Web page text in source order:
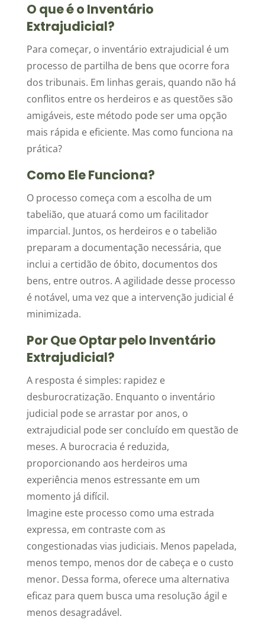
O que é o Inventário
Extrajudicial?
Para começar, o inventário extrajudicial é um
processo de partilha de bens que ocorre fora
dos tribunais. Em linhas gerais, quando não há
conflitos entre os herdeiros e as questões são
amigáveis, este método pode ser uma opção
mais rápida e eficiente. Mas como funciona na
prática?
Como Ele Funciona?
O processo começa com a escolha de um
tabelião, que atuará como um facilitador
imparcial. Juntos, os herdeiros e o tabelião
preparam a documentação necessária, que
inclui a certidão de óbito, documentos dos
bens, entre outros. A agilidade desse processo
é notável, uma vez que a intervenção judicial é
minimizada.
Por Que Optar pelo Inventário
Extrajudicial?
A resposta é simples: rapidez e
desburocratização. Enquanto o inventário
judicial pode se arrastar por anos, o
extrajudicial pode ser concluído em questão de
meses. A burocracia é reduzida,
proporcionando aos herdeiros uma
experiência menos estressante em um
momento já difícil.
Imagine este processo como uma estrada
expressa, em contraste com as
congestionadas vias judiciais. Menos papelada,
menos tempo, menos dor de cabeça e o custo
menor. Dessa forma, oferece uma alternativa
eficaz para quem busca uma resolução ágil e
menos desagradável.